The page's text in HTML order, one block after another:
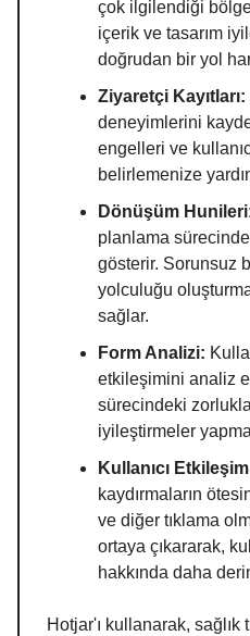
çok ilgilendiği
içerik ve tasarım
doğrudan bir yol
Ziyaretçi Kayıtları:
deneyimlerini
engelleri ve
belirlemenize
Dönüşüm
planlama sürecinde
gösterir. Sorunsuz
yolculuğu
sağlar.
Form Analizi:
etkileşimini analiz
sürecindeki
iyileştirmeler
Kullanıcı
kaydırmaların
ve diğer tıklama
ortaya çıkararak,
hakkında daha
Hotjar'ı kullanarak, sağlık